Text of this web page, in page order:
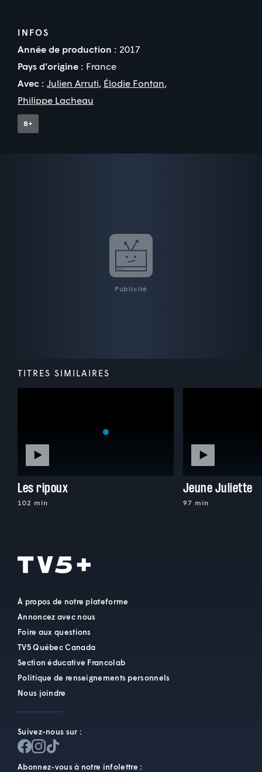
INFOS
Année de production : 2017
Pays d’origine : France
Avec : Julien Arruti, Élodie Fontan,
Philippe Lacheau
Publicité
TITRES SIMILAIRES
Les ripoux
102 min
Jeune Juliette
97 min
À propos de notre plateforme
Annoncez avec nous
Foire aux questions
TV5 Québec Canada
Section éducative Francolab
Politique de renseignements personnels
Nous joindre
Suivez-nous sur :
Abonnez-vous à notre infolettre :